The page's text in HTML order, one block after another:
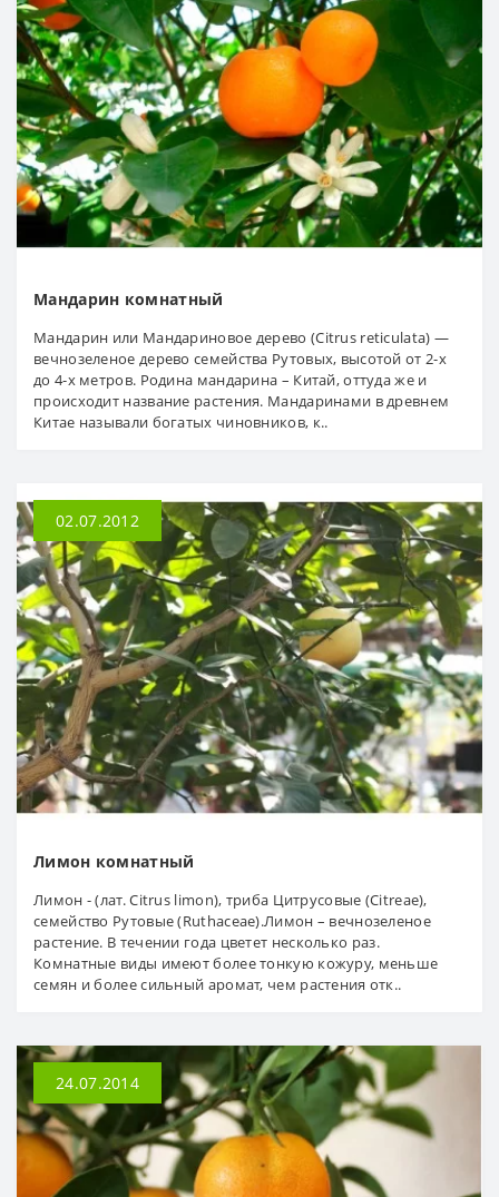
Мандарин комнатный
Мандарин или Мандариновое дерево (Citrus reticulata) —
вечнозеленое дерево семейства Рутовых, высотой от 2-х
до 4-х метров. Родина мандарина – Китай, оттуда же и
происходит название растения. Мандаринами в древнем
Китае называли богатых чиновников, к..
02.07.2012
Лимон комнатный
Лимон - (лат. Citrus limon), триба Цитрусовые (Citreae),
семейство Рутовые (Ruthaceae).Лимон – вечнозеленое
растение. В течении года цветет несколько раз.
Комнатные виды имеют более тонкую кожуру, меньше
семян и более сильный аромат, чем растения отк..
24.07.2014